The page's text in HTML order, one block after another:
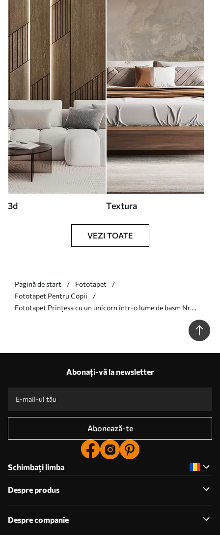
3d Textura
VEZI TOATE
Pagină de start
Fototapet
Fototapet Pentru Copii
Fototapet Prințesa cu un unicorn într-o lume de basm Nr.
Abonați-vă la newsletter
Abonează-te
Schimbați limba
Despre produs
Despre companie